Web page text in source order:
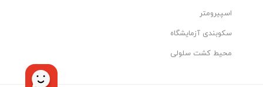
اسپیرومتر
سکوبندی آزمایشگاه
محیط کشت سلولی